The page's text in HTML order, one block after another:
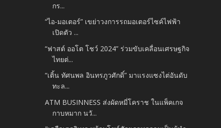
กร...
“ไอ-มอเตอร์” เขย่าวงการรถมอเตอร์ไซค์ไฟฟ้า
เปิดตัว ...
“ฟาสต์ ออโต โชว์ 2024” ร่วมขับเคลื่อนเศรษฐกิจ
ไทยต่...
“เติ้น ทัศนพล อินทรภูวศักดิ์” มาแรงแซงไต่อันดับ
ทะล...
ATM BUSINNESS ส่งผัดหมี่โคราช ในแพ็คเกจ
กาบหมาก นวั...